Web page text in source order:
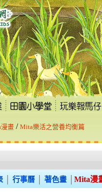
畫 / Mita樂活之營養均衡篇
行事曆 著色畫 Mita漫